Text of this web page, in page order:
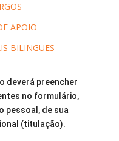
APOIO
BILINGUES
deverá preencher
no formulário,
pessoal, de sua
(titulação).